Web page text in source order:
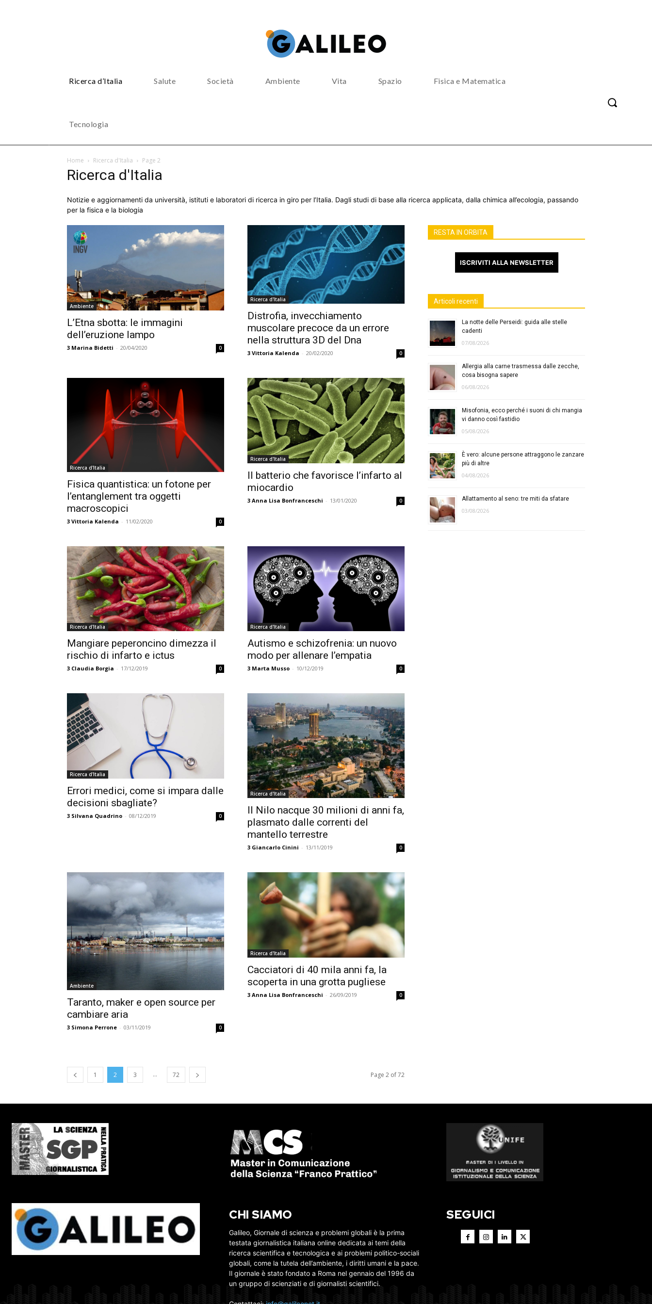
Ricerca d’Italia Salute Società Ambiente Vita Spazio Fisica e Matematica
Tecnologia
Home Ricerca d'Italia Page 2
Ricerca d'Italia
Notizie e aggiornamenti da università, istituti e laboratori di ricerca in giro per l’Italia. Dagli studi di base alla ricerca applicata, dalla chimica all’ecologia, passando
per la fisica e la biologia
Ambiente
L’Etna sbotta: le immagini
dell’eruzione lampo
3 Marina Bidetti - 20/04/2020 0
Ricerca d'Italia
Distrofia, invecchiamento
muscolare precoce da un errore
nella struttura 3D del Dna
3 Vittoria Kalenda - 20/02/2020 0
Ricerca d'Italia
Fisica quantistica: un fotone per
l’entanglement tra oggetti
macroscopici
3 Vittoria Kalenda - 11/02/2020 0
Ricerca d'Italia
Il batterio che favorisce l’infarto al
miocardio
3 Anna Lisa Bonfranceschi - 13/01/2020 0
Ricerca d'Italia
Mangiare peperoncino dimezza il
rischio di infarto e ictus
3 Claudia Borgia - 17/12/2019 0
Ricerca d'Italia
Autismo e schizofrenia: un nuovo
modo per allenare l’empatia
3 Marta Musso - 10/12/2019 0
Ricerca d'Italia
Errori medici, come si impara dalle
decisioni sbagliate?
3 Silvana Quadrino - 08/12/2019 0
Ricerca d'Italia
Il Nilo nacque 30 milioni di anni fa,
plasmato dalle correnti del
mantello terrestre
3 Giancarlo Cinini - 13/11/2019 0
Ambiente
Taranto, maker e open source per
cambiare aria
3 Simona Perrone - 03/11/2019 0
Ricerca d'Italia
Cacciatori di 40 mila anni fa, la
scoperta in una grotta pugliese
3 Anna Lisa Bonfranceschi - 26/09/2019 0
1 2 3 ... 72 Page 2 of 72
RESTA IN ORBITA
ISCRIVITI ALLA NEWSLETTER
Articoli recenti
La notte delle Perseidi: guida alle stelle
cadenti
07/08/2026
Allergia alla carne trasmessa dalle zecche,
cosa bisogna sapere
06/08/2026
Misofonia, ecco perché i suoni di chi mangia
vi danno così fastidio
05/08/2026
È vero: alcune persone attraggono le zanzare
più di altre
04/08/2026
Allattamento al seno: tre miti da sfatare
03/08/2026
CHI SIAMO
Galileo, Giornale di scienza e problemi globali è la prima
testata giornalistica italiana online dedicata ai temi della
ricerca scientifica e tecnologica e ai problemi politico-sociali
globali, come la tutela dell’ambiente, i diritti umani e la pace.
Il giornale è stato fondato a Roma nel gennaio del 1996 da
un gruppo di scienziati e di giornalisti scientifici.
SEGUICI